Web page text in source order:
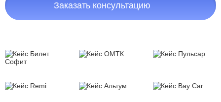
Заказать консультацию